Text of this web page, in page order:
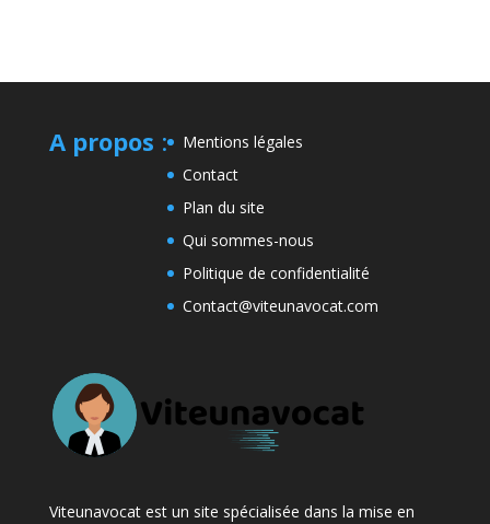
A propos :
Mentions légales
Contact
Plan du site
Qui sommes-nous
Politique de confidentialité
Contact@viteunavocat.com
Viteunavocat est un site spécialisée dans la mise en